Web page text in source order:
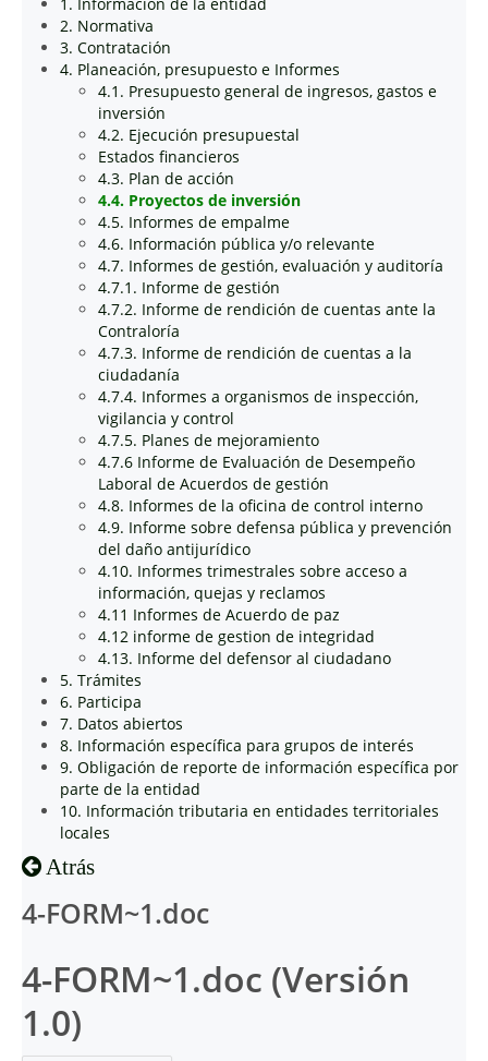
2. Normativa
3. Contratación
4. Planeación, presupuesto e Informes
4.1. Presupuesto general de ingresos, gastos e
inversión
4.2. Ejecución presupuestal
Estados financieros
4.3. Plan de acción
4.4. Proyectos de inversión
4.5. Informes de empalme
4.6. Información pública y/o relevante
4.7. Informes de gestión, evaluación y auditoría
4.7.1. Informe de gestión
4.7.2. Informe de rendición de cuentas ante la
Contraloría
4.7.3. Informe de rendición de cuentas a la
ciudadanía
4.7.4. Informes a organismos de inspección,
vigilancia y control
4.7.5. Planes de mejoramiento
4.7.6 Informe de Evaluación de Desempeño
Laboral de Acuerdos de gestión
4.8. Informes de la oficina de control interno
4.9. Informe sobre defensa pública y prevención
del daño antijurídico
4.10. Informes trimestrales sobre acceso a
información, quejas y reclamos
4.11 Informes de Acuerdo de paz
4.12 informe de gestion de integridad
4.13. Informe del defensor al ciudadano
5. Trámites
6. Participa
7. Datos abiertos
8. Información específica para grupos de interés
9. Obligación de reporte de información específica por
parte de la entidad
10. Información tributaria en entidades territoriales
locales
Atrás
4-FORM~1.doc
4-FORM~1.doc (Versión
1.0)